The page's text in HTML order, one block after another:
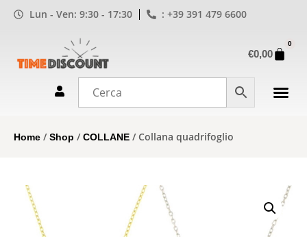
Lun - Ven: 9:30 - 17:30 : +39 391 479 6600
€0,00
0
Home /Shop /COLLANE / Collana quadrifoglio